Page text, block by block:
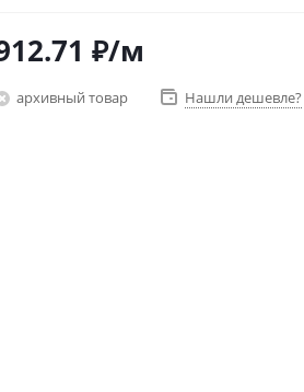
₽/м
архивный товар Нашли дешевле?